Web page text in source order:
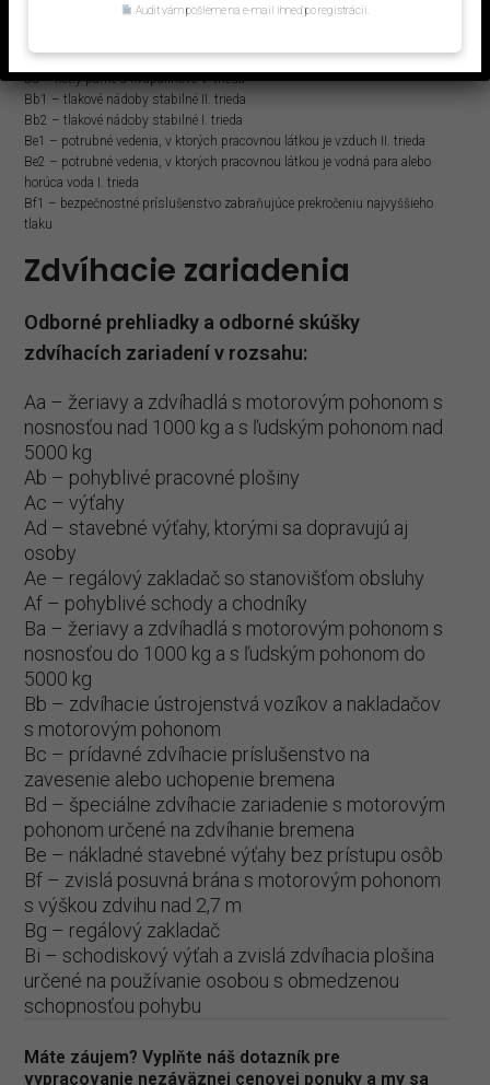
Aa4 – kotly parné a kvapalinové IV. trieda
Ab2 – tlakové nádoby stabilné III. trieda
Ba – kotly parné a kvapalinové V. trieda
Bb1 – tlakové nádoby stabilné II. trieda
Bb2 – tlakové nádoby stabilné I. trieda
Be1 – potrubné vedenia, v ktorých pracovnou látkou je vzduch II. trieda
Be2 – potrubné vedenia, v ktorých pracovnou látkou je vodná para alebo
horúca voda I. trieda
Bf1 – bezpečnostné príslušenstvo zabraňujúce prekročeniu najvyššieho
tlaku
Zdvíhacie zariadenia
Odborné prehliadky a odborné skúšky
zdvíhacích zariadení v rozsahu:
Aa – žeriavy a zdvíhadlá s motorovým pohonom s
nosnosťou nad 1000 kg a s ľudským pohonom nad
5000 kg
Ab – pohyblivé pracovné plošiny
Ac – výťahy
Ad – stavebné výťahy, ktorými sa dopravujú aj
osoby
Ae – regálový zakladač so stanovišťom obsluhy
Af – pohyblivé schody a chodníky
Ba – žeriavy a zdvíhadlá s motorovým pohonom s
nosnosťou do 1000 kg a s ľudským pohonom do
5000 kg
Bb – zdvíhacie ústrojenstvá vozíkov a nakladačov
s motorovým pohonom
Bc – prídavné zdvíhacie príslušenstvo na
zavesenie alebo uchopenie bremena
Bd – špeciálne zdvíhacie zariadenie s motorovým
pohonom určené na zdvíhanie bremena
Be – nákladné stavebné výťahy bez prístupu osôb
Bf – zvislá posuvná brána s motorovým pohonom
s výškou zdvihu nad 2,7 m
Bg – regálový zakladač
Bi – schodiskový výťah a zvislá zdvíhacia plošina
určené na používanie osobou s obmedzenou
schopnosťou pohybu
Máte záujem? Vyplňte náš dotazník pre
vypracovanie nezáväznej cenovej ponuky a my sa
Audit vám pošleme na e-mail ihneď po registrácii.